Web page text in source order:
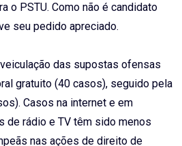
o PSTU. Como não é candidato
seu pedido apreciado.
das supostas ofensas
gratuito (40 casos), seguido pela
Casos na internet e em
de rádio e TV têm sido menos
nas ações de direito de